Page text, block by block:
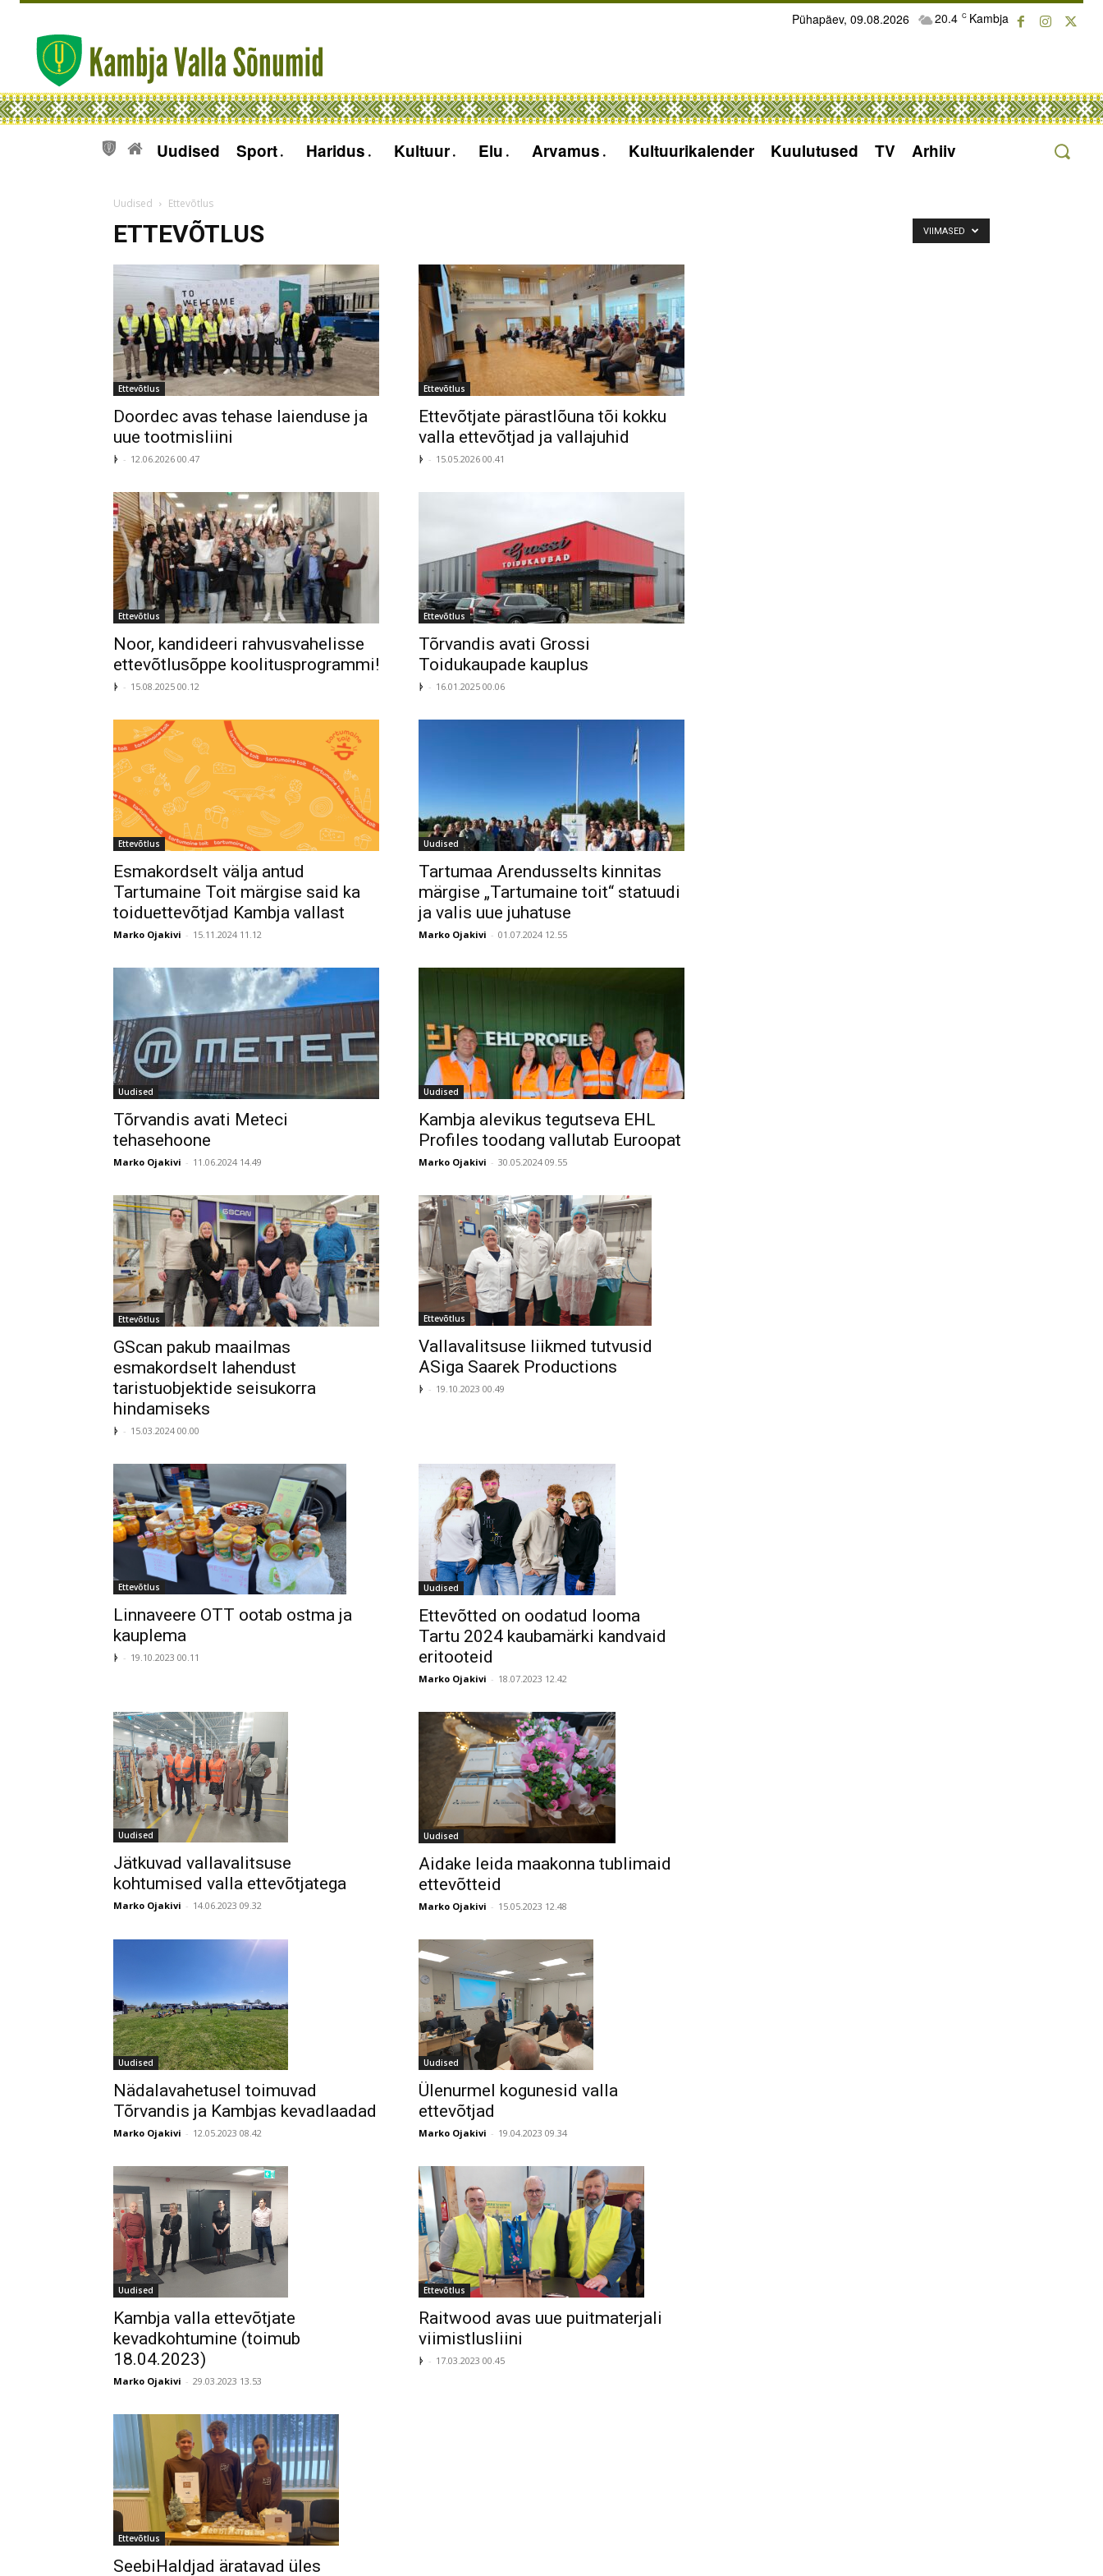
20.4 C Kambja
Pühapäev, 09.08.2026
Uudised Sport Haridus Kultuur Elu Arvamus Kultuurikalender Kuulutused TV Arhiiv
Uudised Ettevõtlus
ETTEVÕTLUS VIIMASED
Ettevõtlus
Doordec avas tehase laienduse ja
uue tootmisliini
ᚦ - 12.06.2026 00.47
Ettevõtlus
Ettevõtjate pärastlõuna tõi kokku
valla ettevõtjad ja vallajuhid
ᚦ - 15.05.2026 00.41
Ettevõtlus
Noor, kandideeri rahvusvahelisse
ettevõtlusõppe koolitusprogrammi!
ᚦ - 15.08.2025 00.12
Ettevõtlus
Tõrvandis avati Grossi
Toidukaupade kauplus
ᚦ - 16.01.2025 00.06
Ettevõtlus
Esmakordselt välja antud
Tartumaine Toit märgise said ka
toiduettevõtjad Kambja vallast
Marko Ojakivi - 15.11.2024 11.12
Uudised
Tartumaa Arendusselts kinnitas
märgise „Tartumaine toit“ statuudi
ja valis uue juhatuse
Marko Ojakivi - 01.07.2024 12.55
Uudised
Tõrvandis avati Meteci
tehasehoone
Marko Ojakivi - 11.06.2024 14.49
Uudised
Kambja alevikus tegutseva EHL
Profiles toodang vallutab Euroopat
Marko Ojakivi - 30.05.2024 09.55
Ettevõtlus
GScan pakub maailmas
esmakordselt lahendust
taristuobjektide seisukorra
hindamiseks
ᚦ - 15.03.2024 00.00
Ettevõtlus
Vallavalitsuse liikmed tutvusid
ASiga Saarek Productions
ᚦ - 19.10.2023 00.49
Ettevõtlus
Linnaveere OTT ootab ostma ja
kauplema
ᚦ - 19.10.2023 00.11
Uudised
Ettevõtted on oodatud looma
Tartu 2024 kaubamärki kandvaid
eritooteid
Marko Ojakivi - 18.07.2023 12.42
Uudised
Jätkuvad vallavalitsuse
kohtumised valla ettevõtjatega
Marko Ojakivi - 14.06.2023 09.32
Uudised
Aidake leida maakonna tublimaid
ettevõtteid
Marko Ojakivi - 15.05.2023 12.48
Uudised
Nädalavahetusel toimuvad
Tõrvandis ja Kambjas kevadlaadad
Marko Ojakivi - 12.05.2023 08.42
Uudised
Ülenurmel kogunesid valla
ettevõtjad
Marko Ojakivi - 19.04.2023 09.34
Uudised
Kambja valla ettevõtjate
kevadkohtumine (toimub
18.04.2023)
Marko Ojakivi - 29.03.2023 13.53
Ettevõtlus
Raitwood avas uue puitmaterjali
viimistlusliini
ᚦ - 17.03.2023 00.45
Ettevõtlus
SeebiHaldjad äratavad üles